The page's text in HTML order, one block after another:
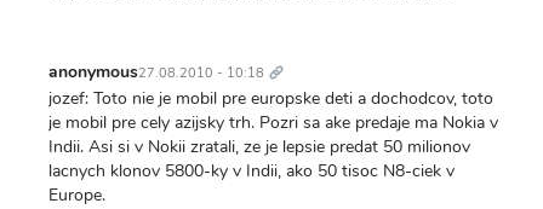
anonymous27.08.2010 - 10:18 odkaz
jozef: Toto nie je mobil pre europske deti a dochodcov, toto
je mobil pre cely azijsky trh. Pozri sa ake predaje ma Nokia v
Indii. Asi si v Nokii zratali, ze je lepsie predat 50 milionov
lacnych klonov 5800-ky v Indii, ako 50 tisoc N8-ciek v
Europe.